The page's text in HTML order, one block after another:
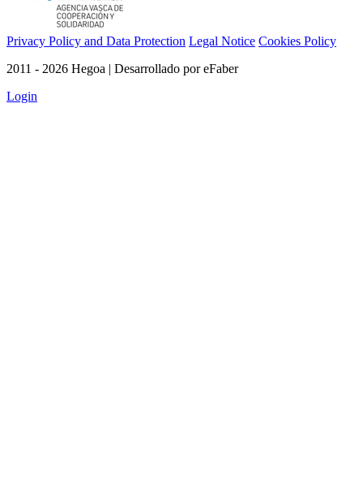
Privacy Policy and Data Protection Legal Notice Cookies Policy
2011 - 2026 Hegoa | Desarrollado por eFaber
Login